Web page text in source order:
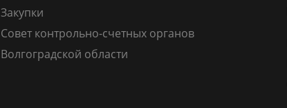
Закупки
Совет контрольно-счетных органов
Волгоградской области